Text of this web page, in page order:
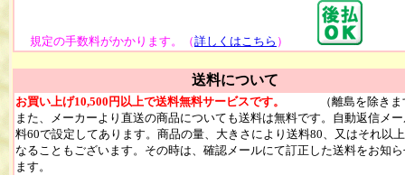
規定の手数料がかかります。（詳しくはこちら ）
送料について
お買い上げ10,500円以上で送料無料サービスです。
（離島を除きま
また、メーカーより直送の商品についても送料は無料です。自動返信メ
料60で設定してあります。商品の量、大きさにより送料80、又はそれ以
なることもございます。その時は、確認メールにて訂正した送料をお知
ます。